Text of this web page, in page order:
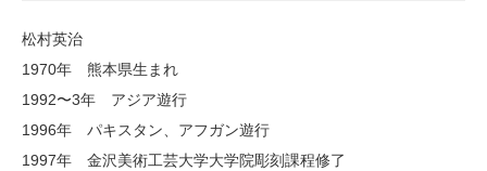
松村英治
1970年 熊本県生まれ
1992〜3年 アジア遊行
1996年 パキスタン、アフガン遊行
1997年 金沢美術工芸大学大学院彫刻課程修了